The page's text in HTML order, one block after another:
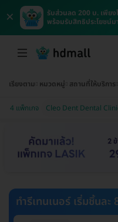
×
รับส่วนลด 200 บ. เพีย
พร้อมรับสิทธิประโยชน์ม
เรียงตาม หมวดหมู่ สถานที่ให้บริการ
4 แพ็กเกจ Cleo Dent Dental
ทำรีเทนเนอร์ เริ่มชิ้นละ